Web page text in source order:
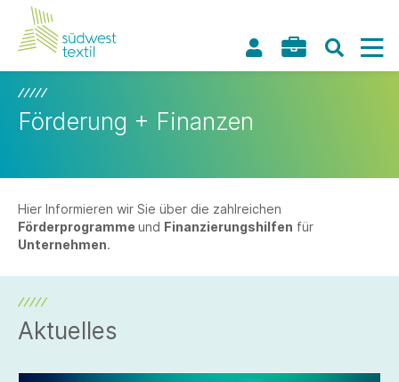
Förderung + Finanzen
Hier Informieren wir Sie über die zahlreichen
Förderprogramme und Finanzierungshilfen für
Unternehmen.
Aktuelles